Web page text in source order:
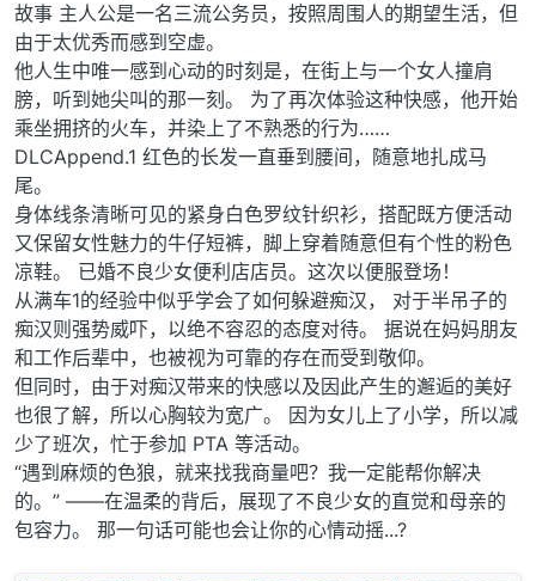
故事 主人公是一名三流公务员，按照周围人的期望生活，但
由于太优秀而感到空虚。
他人生中唯一感到心动的时刻是，在街上与一个女人撞肩
膀，听到她尖叫的那一刻。 为了再次体验这种快感，他开始
乘坐拥挤的火车，并染上了不熟悉的行为……
DLCAppend.1 红色的长发一直垂到腰间，随意地扎成马
尾。
身体线条清晰可见的紧身白色罗纹针织衫，搭配既方便活动
又保留女性魅力的牛仔短裤，脚上穿着随意但有个性的粉色
凉鞋。 已婚不良少女便利店店员。这次以便服登场！
从满车1的经验中似乎学会了如何躲避痴汉， 对于半吊子的
痴汉则强势威吓，以绝不容忍的态度对待。 据说在妈妈朋友
和工作后辈中，也被视为可靠的存在而受到敬仰。
但同时，由于对痴汉带来的快感以及因此产生的邂逅的美好
也很了解，所以心胸较为宽广。 因为女儿上了小学，所以减
少了班次，忙于参加 PTA 等活动。
“遇到麻烦的色狼，就来找我商量吧？我一定能帮你解决
的。” ——在温柔的背后，展现了不良少女的直觉和母亲的
包容力。 那一句话可能也会让你的心情动摇...?